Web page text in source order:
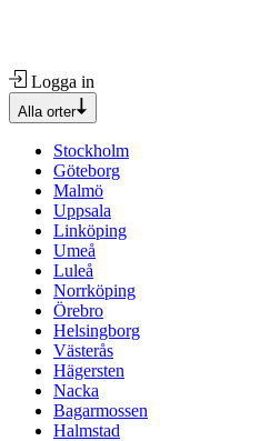
Logga in
Alla orter
Stockholm
Göteborg
Malmö
Uppsala
Linköping
Umeå
Luleå
Norrköping
Örebro
Helsingborg
Västerås
Hägersten
Nacka
Bagarmossen
Halmstad